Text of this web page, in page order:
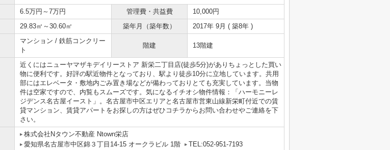
6.5万円～7万円 管理費・共益費
10,000円
29.83㎡～30.60㎡ 築年月（築年数） 2017年 9月 ( 築8年 )
マンション / 鉄筋コンクリー
ト
階建 13階建
近くにはニューヤマザキデイリーストア 新栄二丁目店(徒歩5分)がありちょっとした買い
物に便利です。好評の駅近物件となっており、駅より徒歩10分に立地しています。共用
部にはエレベータ・敷地内ごみ置き場などが備わっておりとても充実しています。当物
件は空家ですので、内覧もスムーズです。気になるイチオシ物件情報：「ハーモニーレ
ジデンス名古屋イースト」。名古屋市中区エリアと名古屋市営東山線新栄町付近での賃
貸マンション、賃貸アパートをお探しの方はぜひコチラからお問い合わせやご連絡を下
さい。
株式会社Nタウン不動産 Ntown栄店
愛知県名古屋市中区錦３丁目14-15 オークラビル 1階
TEL:052-951-7193